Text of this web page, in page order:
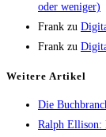
oder weniger)
Frank zu
Frank zu
Wei­te­re Artikel
Die
Ralph Elli­son: